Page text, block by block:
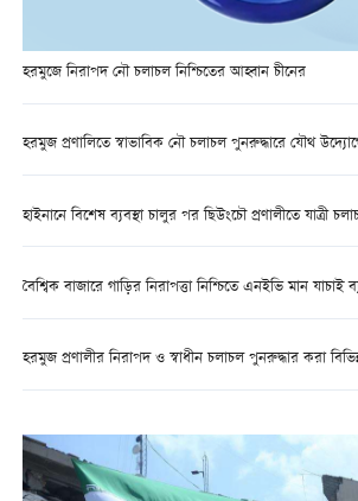
হরমুজে নিরাপদ নৌ চলাচল নিশ্চিতের আহ্বান চীনের
হরমুজ প্রণালিতে স্বাভাবিক নৌ চলাচল পুনরুদ্ধারে যৌথ
হাইনানে বিশেষ ব্যবস্থা চালুর পর ছিউংচৌ প্রণালীতে যাত্রী
বৈশ্বিক বাজারে গাড়ির নিরাপত্তা নিশ্চিতে এনইভি মান যাচাই
হরমুজ প্রণালীর নিরাপদ ও স্বাধীন চলাচল পুনরুদ্ধার করা